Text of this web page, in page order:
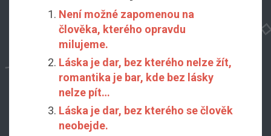
Není možné zapomenou na
člověka, kterého opravdu
milujeme.
Láska je dar, bez kterého nelze žít,
romantika je bar, kde bez lásky
nelze pít…
Láska je dar, bez kterého se člověk
neobejde.